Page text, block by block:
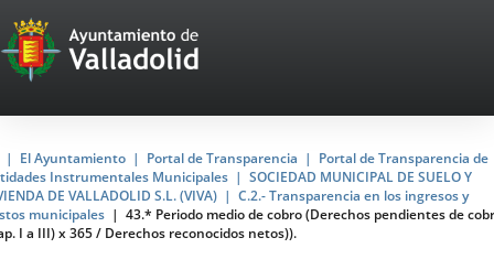
Portal
Web
del
Ayuntamiento
de
Valladolid
El Ayuntamiento Portal de Transparencia
Portal de Transparencia de
Instrumentales Municipales
SOCIEDAD MUNICIPAL DE SUELO Y
DE VALLADOLID S.L. (VIVA)
C.2.- Transparencia en los ingresos y
municipales
43.* Periodo medio de cobro (Derechos pendientes de
I a III) x 365 / Derechos reconocidos netos)).